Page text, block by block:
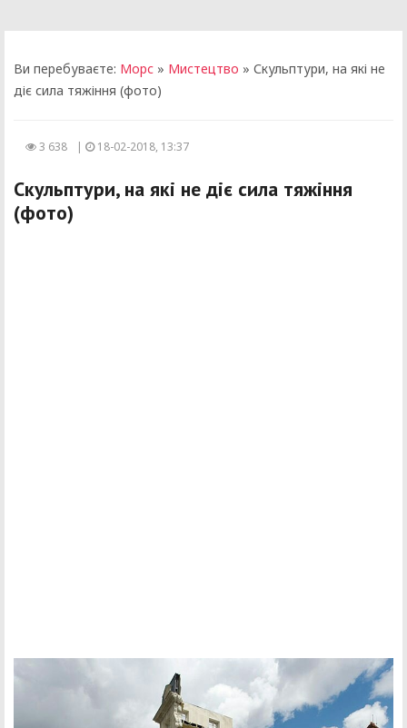
Ви перебуваєте: Морс » Мистецтво » Скульптури, на які не
діє сила тяжіння (фото)
3 638 | 18-02-2018, 13:37
Скульптури, на які не діє сила тяжіння
(фото)